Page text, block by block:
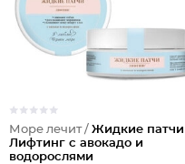
Море лечит / Жидкие патчи
Лифтинг с авокадо и
водорослями